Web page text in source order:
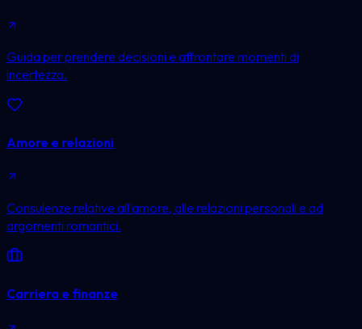
Guida per prendere decisioni e affrontare momenti di
incertezza.
Amore e relazioni
Consulenze relative all'amore, alle relazioni personali e ad
argomenti romantici.
Carriera e finanze